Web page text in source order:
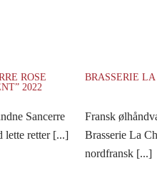
ROSE
2022
Sancerre
lette retter [...]
BRASSERIE
Fransk
Brasserie La
nordfransk [...]